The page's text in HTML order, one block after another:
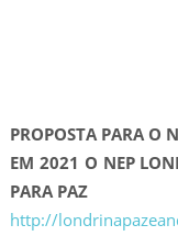
PROPOSTA PARA O
EM 2021 O NEP
PARA PAZ
http://